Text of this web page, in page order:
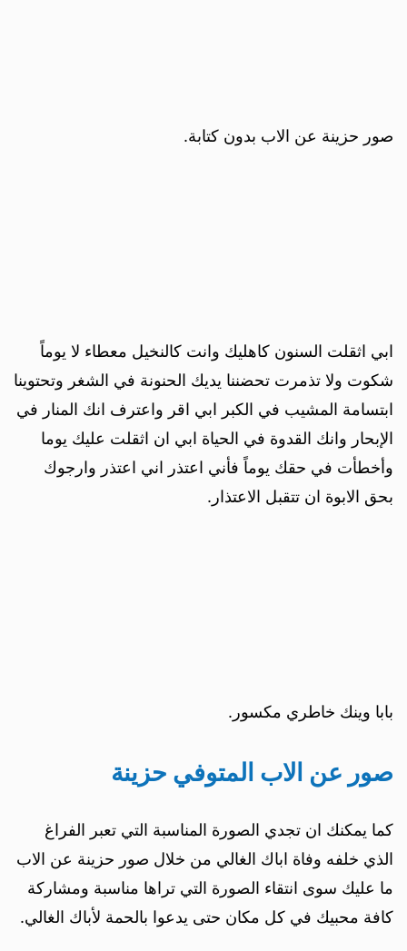
صور حزينة عن الاب بدون كتابة.
ابي اثقلت السنون كاهليك وانت كالنخيل معطاء لا يوماً
شكوت ولا تذمرت تحضننا يديك الحنونة في الشغر وتحتوينا
ابتسامة المشيب في الكبر ابي اقر واعترف انك المنار في
الإبحار وانك القدوة في الحياة ابي ان اثقلت عليك يوما
وأخطأت في حقك يوماً فأني اعتذر اني اعتذر وارجوك
بحق الابوة ان تتقبل الاعتذار.
بابا وينك خاطري مكسور.
صور عن الاب المتوفي حزينة
كما يمكنك ان تجدي الصورة المناسبة التي تعبر الفراغ
الذي خلفه وفاة اباك الغالي من خلال صور حزينة عن الاب
ما عليك سوى انتقاء الصورة التي تراها مناسبة ومشاركة
كافة محبيك في كل مكان حتى يدعوا بالحمة لأباك الغالي.